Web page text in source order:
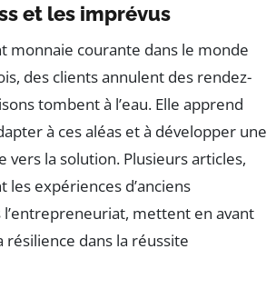
et les imprévus
monnaie courante dans le monde
des clients annulent des rendez-
tombent à l’eau. Elle apprend
à ces aléas et à développer une
la solution. Plusieurs articles,
les expériences d’anciens
l’entrepreneuriat, mettent en avant
résilience dans la réussite